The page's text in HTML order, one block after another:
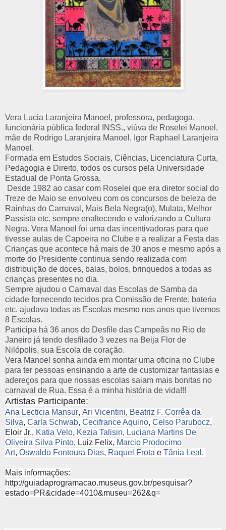
Vera Lucia Laranjeira Manoel, professora, pedagoga,
funcionária pública federal INSS., viúva de Roselei Manoel,
mãe de Rodrigo Laranjeira Manoel, Igor Raphael Laranjeira
Manoel.
Formada em Estudos Sociais, Ciências, Licenciatura Curta,
Pedagogia e Direito, todos os cursos pela Universidade
Estadual de Ponta Grossa.
Treze de Maio se envolveu com os concursos de beleza de
Rainhas do Carnaval, Mais Bela Negra(o), Mulata, Melhor
Passista etc. sempre enaltecendo e valorizando a Cultura
Negra. Vera Manoel foi uma das incentivadoras para que
tivesse aulas de Capoeira no Clube e a realizar a Festa das
Crianças que acontece há mais de 30 anos e mesmo após a
morte do Presidente continua sendo realizada com
distribuição de doces, balas, bolos, brinquedos a todas as
crianças presentes no dia.
Sempre ajudou o Carnaval das Escolas de Samba da
cidade fornecendo tecidos pra Comissão de Frente, bateria
etc. ajudava todas as Escolas mesmo nos anos que tivemos
8 Escolas.
Participa há 36 anos do Desfile das Campeãs no Rio de
Janeiro já tendo desfilado 3 vezes na Beija Flor de
Nilópolis, sua Escola de coração.
Vera Manoel sonha ainda em montar uma oficina no Clube
para ter pessoas ensinando a arte de customizar fantasias e
adereços para que nossas escolas saiam mais bonitas no
carnaval de Rua. Essa é a minha história de vida!!!
Artistas Participante:
Ana Lecticia Mansur, Ari Vicentini, Beatriz F. Corrêa da
Silva, Carla Schwab, Cecifrance Aquino, Celso Parubocz,
Eloir Jr., Katia Velo, Kezia Talisin, Luciana Martins De
Oliveira Silva Pinto, Luiz Felix, Marcio Prodocimo
Art, Oswaldo Fontoura Dias, Raquel Frota e Tânia Leal .
Mais informações:
http://guiadaprogramacao.museus.gov.br/pesquisar?
estado=PR&cidade=4010&museu=262&q=